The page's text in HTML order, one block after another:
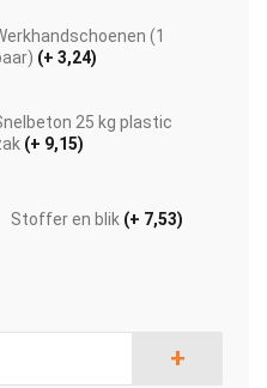
(1
(+ 3,24)
25 kg plastic
(+ 9,15)
Stoffer en blik (+ 7,53)
+